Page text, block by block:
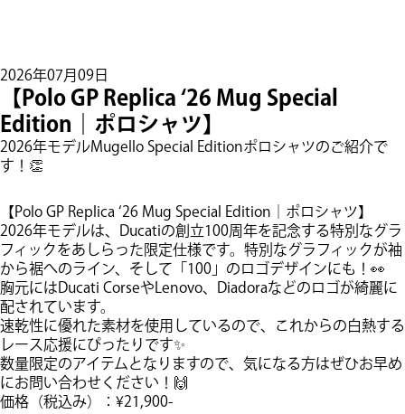
2026年07月09日
【Polo GP Replica ‘26 Mug Special
Edition｜ポロシャツ】
2026年モデルMugello Special Editionポロシャツのご紹介で
す！👏
【Polo GP Replica ‘26 Mug Special Edition｜ポロシャツ】
2026年モデルは、Ducatiの創立100周年を記念する特別なグラ
フィックをあしらった限定仕様です。特別なグラフィックが袖
から裾へのライン、そして「100」のロゴデザインにも！👀
​胸元にはDucati CorseやLenovo、Diadoraなどのロゴが綺麗に
配されています。
​速乾性に優れた素材を使用しているので、これからの白熱する
レース応援にぴったりです✨
​数量限定のアイテムとなりますので、気になる方はぜひお早め
にお問い合わせください！🙌
価格（税込み）：¥21,900-